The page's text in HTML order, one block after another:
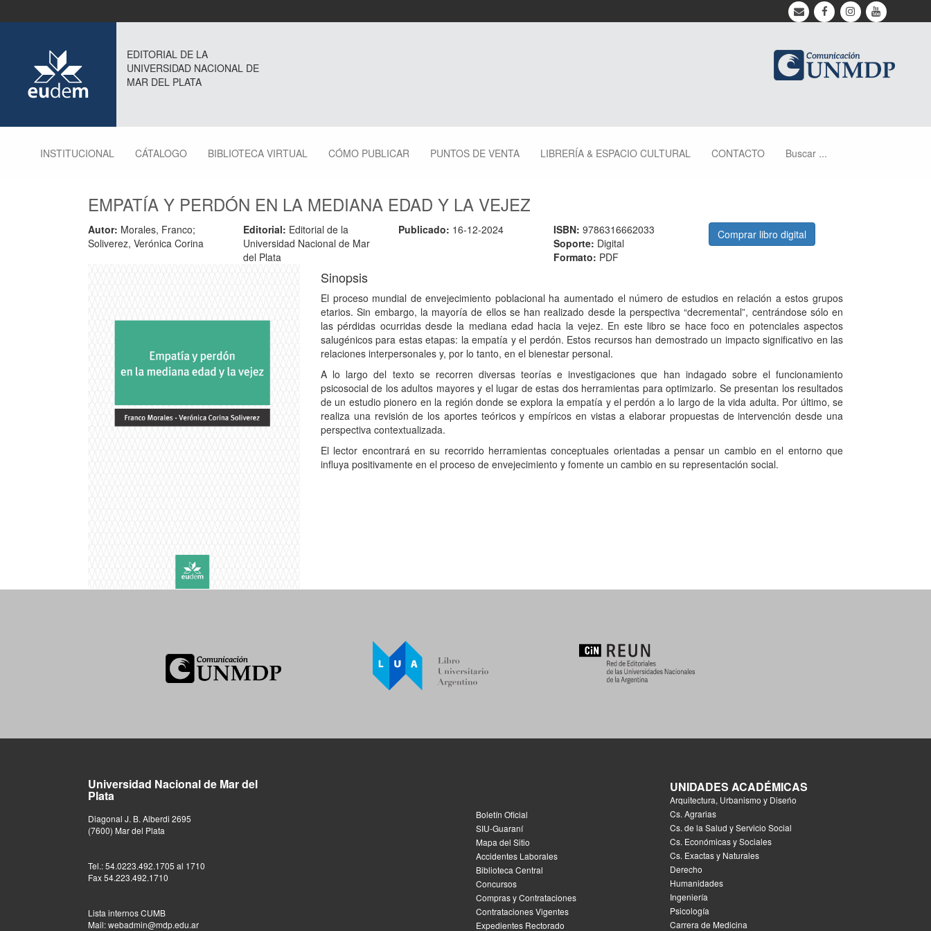
EDITORIAL DE LA
UNIVERSIDAD NACIONAL DE
MAR DEL PLATA
INSTITUCIONAL CÁTALOGO BIBLIOTECA VIRTUAL CÓMO PUBLICAR PUNTOS DE VENTA LIBRERÍA & ESPACIO CULTURAL CONTACTO Buscar ...
EMPATÍA Y PERDÓN EN LA MEDIANA EDAD Y LA VEJEZ
Autor: Morales, Franco;
Soliverez, Verónica Corina
Editorial: Editorial de la
Universidad Nacional de Mar
del Plata
Publicado: 16-12-2024 ISBN: 9786316662033
Soporte: Digital
Formato: PDF
Comprar libro digital
Sinopsis
El proceso mundial de envejecimiento poblacional ha aumentado el número de estudios en relación a estos grupos
etarios. Sin embargo, la mayoría de ellos se han realizado desde la perspectiva “decremental”, centrándose sólo en
las pérdidas ocurridas desde la mediana edad hacia la vejez. En este libro se hace foco en potenciales aspectos
salugénicos para estas etapas: la empatía y el perdón. Estos recursos han demostrado un impacto significativo en las
relaciones interpersonales y, por lo tanto, en el bienestar personal.
A lo largo del texto se recorren diversas teorías e investigaciones que han indagado sobre el funcionamiento
psicosocial de los adultos mayores y el lugar de estas dos herramientas para optimizarlo. Se presentan los resultados
de un estudio pionero en la región donde se explora la empatía y el perdón a lo largo de la vida adulta. Por último, se
realiza una revisión de los aportes teóricos y empíricos en vistas a elaborar propuestas de intervención desde una
perspectiva contextualizada.
El lector encontrará en su recorrido herramientas conceptuales orientadas a pensar un cambio en el entorno que
influya positivamente en el proceso de envejecimiento y fomente un cambio en su representación social.
Universidad Nacional de Mar del
Plata
Diagonal J. B. Alberdi 2695
(7600) Mar del Plata
Tel.: 54.0223.492.1705 al 1710
Fax 54.223.492.1710
Lista internos CUMB
Mail: webadmin@mdp.edu.ar
Boletín Oficial
SIU-Guaraní
Mapa del Sitio
Accidentes Laborales
Biblioteca Central
Concursos
Compras y Contrataciones
Contrataciones Vigentes
Expedientes Rectorado
UNIDADES ACADÉMICAS
Arquitectura, Urbanismo y Diseńo
Cs. Agrarias
Cs. de la Salud y Servicio Social
Cs. Económicas y Sociales
Cs. Exactas y Naturales
Derecho
Humanidades
Ingeniería
Psicología
Carrera de Medicina